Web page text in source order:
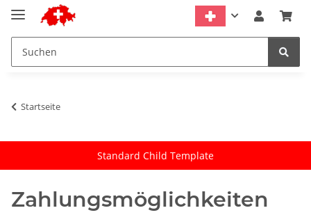
Startseite
Standard Child Template
Zahlungsmöglichkeiten